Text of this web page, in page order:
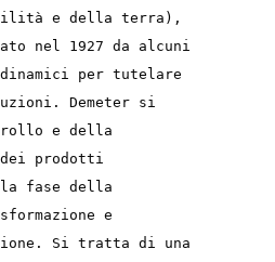
e della terra),
nel 1927 da alcuni
per tutelare
Demeter si
e della
prodotti
fase della
e
Si tratta di una